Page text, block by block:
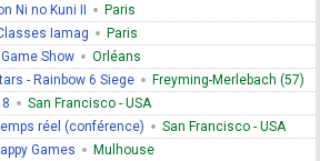
Ni no Kuni II Paris
Iamag Paris
Show Orléans
- Rainbow 6 Siege Freyming-Merlebach (57)
San Francisco - USA
réel (conférence) San Francisco - USA
Games Mulhouse